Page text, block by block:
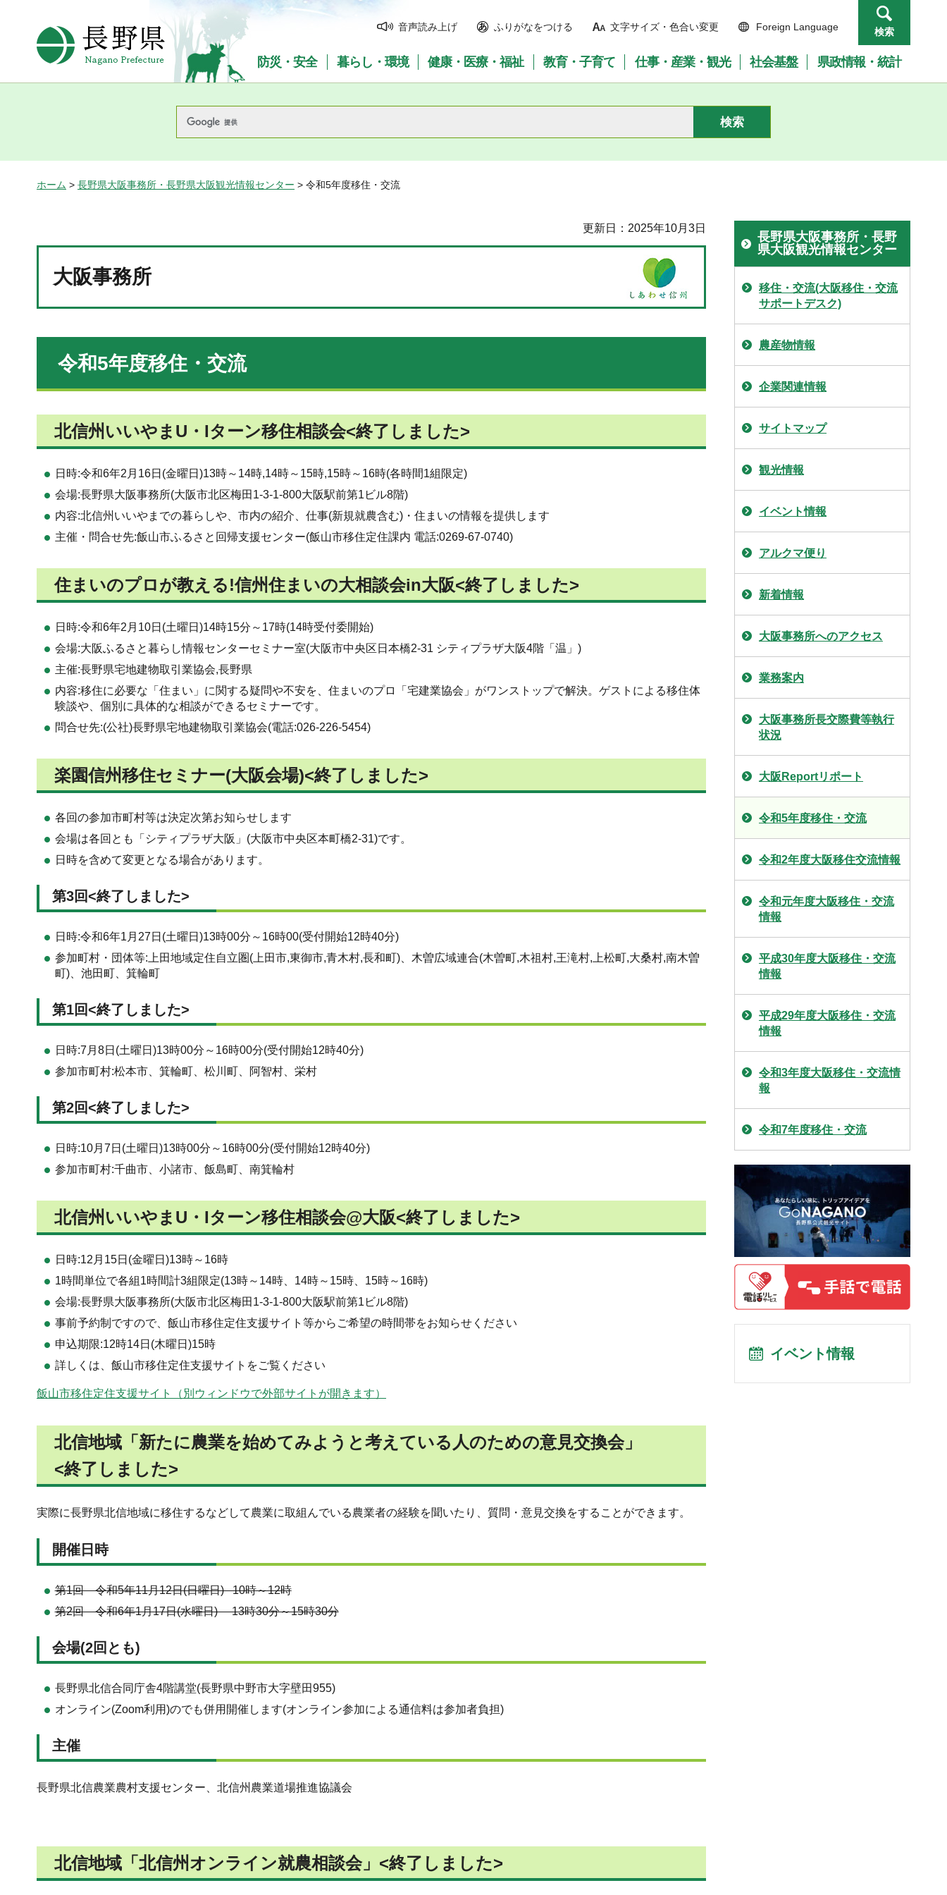
長野県Nagano Prefecture
音声読み上げ ふりがなをつける 文字サイズ・色合い変更 Foreign Language 検索
防災・安全 暮らし・環境 健康・医療・福祉 教育・子育て 仕事・産業・観光 社会基盤 県政情報・統計
ホーム > 長野県大阪事務所・長野県大阪観光情報センター > 令和5年度移住・交流
更新日：2025年10月3日
大阪事務所
令和5年度移住・交流
北信州いいやまU・Iターン移住相談会<終了しました>
日時:令和6年2月16日(金曜日)13時～14時,14時～15時,15時～16時(各時間1組限定)
会場:長野県大阪事務所(大阪市北区梅田1-3-1-800大阪駅前第1ビル8階)
内容:北信州いいやまでの暮らしや、市内の紹介、仕事(新規就農含む)・住まいの情報を提供します
主催・問合せ先:飯山市ふるさと回帰支援センター(飯山市移住定住課内 電話:0269-67-0740)
住まいのプロが教える!信州住まいの大相談会in大阪<終了しました>
日時:令和6年2月10日(土曜日)14時15分～17時(14時受付委開始)
会場:大阪ふるさと暮らし情報センターセミナー室(大阪市中央区日本橋2-31 シティプラザ大阪4階「温」)
主催:長野県宅地建物取引業協会,長野県
内容:移住に必要な「住まい」に関する疑問や不安を、住まいのプロ「宅建業協会」がワンストップで解決。ゲストによる移住体
験談や、個別に具体的な相談ができるセミナーです。
問合せ先:(公社)長野県宅地建物取引業協会(電話:026-226-5454)
楽園信州移住セミナー(大阪会場)<終了しました>
各回の参加市町村等は決定次第お知らせします
会場は各回とも「シティプラザ大阪」(大阪市中央区本町橋2-31)です。
日時を含めて変更となる場合があります。
第3回<終了しました>
日時:令和6年1月27日(土曜日)13時00分～16時00(受付開始12時40分)
参加町村・団体等:上田地域定住自立圏(上田市,東御市,青木村,長和町)、木曽広域連合(木曽町,木祖村,王滝村,上松町,大桑村,南木曽
町)、池田町、箕輪町
第1回<終了しました>
日時:7月8日(土曜日)13時00分～16時00分(受付開始12時40分)
参加市町村:松本市、箕輪町、松川町、阿智村、栄村
第2回<終了しました>
日時:10月7日(土曜日)13時00分～16時00分(受付開始12時40分)
参加市町村:千曲市、小諸市、飯島町、南箕輪村
北信州いいやまU・Iターン移住相談会@大阪<終了しました>
日時:12月15日(金曜日)13時～16時
1時間単位で各組1時間計3組限定(13時～14時、14時～15時、15時～16時)
会場:長野県大阪事務所(大阪市北区梅田1-3-1-800大阪駅前第1ビル8階)
事前予約制ですので、飯山市移住定住支援サイト等からご希望の時間帯をお知らせください
申込期限:12時14日(木曜日)15時
詳しくは、飯山市移住定住支援サイトをご覧ください
飯山市移住定住支援サイト（別ウィンドウで外部サイトが開きます）
北信地域「新たに農業を始めてみようと考えている人のための意見交換会」
<終了しました>
実際に長野県北信地域に移住するなどして農業に取組んでいる農業者の経験を聞いたり、質問・意見交換をすることができます。
開催日時
第1回 令和5年11月12日(日曜日) 10時～12時
第2回 令和6年1月17日(水曜日) 13時30分～15時30分
会場(2回とも)
長野県北信合同庁舎4階講堂(長野県中野市大字壁田955)
オンライン(Zoom利用)のでも併用開催します(オンライン参加による通信料は参加者負担)
主催
長野県北信農業農村支援センター、北信州農業道場推進協議会
北信地域「北信州オンライン就農相談会」<終了しました>
長野県大阪事務所・長野
県大阪観光情報センター
移住・交流(大阪移住・交流
サポートデスク)
農産物情報
企業関連情報
サイトマップ
観光情報
イベント情報
アルクマ便り
新着情報
大阪事務所へのアクセス
業務案内
大阪事務所長交際費等執行
状況
大阪Reportリポート
令和5年度移住・交流
令和2年度大阪移住交流情報
令和元年度大阪移住・交流
情報
平成30年度大阪移住・交流
情報
平成29年度大阪移住・交流
情報
令和3年度大阪移住・交流情
報
令和7年度移住・交流
イベント情報